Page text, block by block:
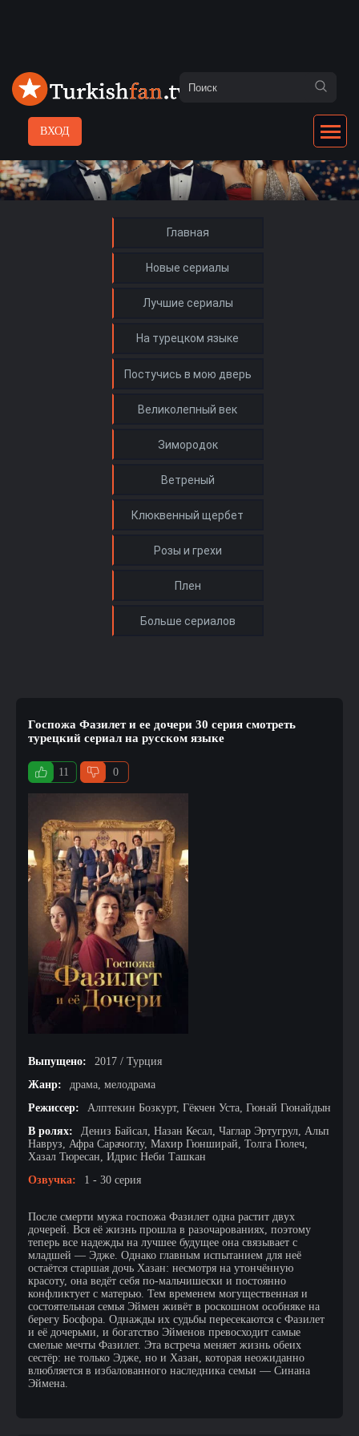
ВХОД
Главная
Новые сериалы
Лучшие сериалы
На турецком языке
Госпожа Фазилет и ее дочери 30 серия смотреть
турецкий сериал на русском языке
11 0
Выпущено:
2017 / Турция
Жанр:
драма, мелодрама
Режиссер:
Алптекин Бозкурт, Гёкчен Уста, Гюнай Гюнайдын
В ролях:
Дениз Байсал, Назан Кесал, Чаглар Эртугрул, Альп
Навруз, Афра Сарачоглу, Махир Гюнширай, Толга Гюлеч,
Хазал Тюресан, Идрис Неби Ташкан
Озвучка:
1 - 30 серия
После смерти мужа госпожа Фазилет одна растит двух
дочерей. Вся её жизнь прошла в разочарованиях, поэтому
теперь все надежды на лучшее будущее она связывает с
младшей — Эдже. Однако главным испытанием для неё
остаётся старшая дочь Хазан: несмотря на утончённую
красоту, она ведёт себя по-мальчишески и постоянно
конфликтует с матерью. Тем временем могущественная и
состоятельная семья Эймен живёт в роскошном особняке на
берегу Босфора. Однажды их судьбы пересекаются с Фазилет
и её дочерьми, и богатство Эйменов превосходит самые
смелые мечты Фазилет. Эта встреча меняет жизнь обеих
сестёр: не только Эдже, но и Хазан, которая неожиданно
влюбляется в избалованного наследника семьи — Синана
Эймена.